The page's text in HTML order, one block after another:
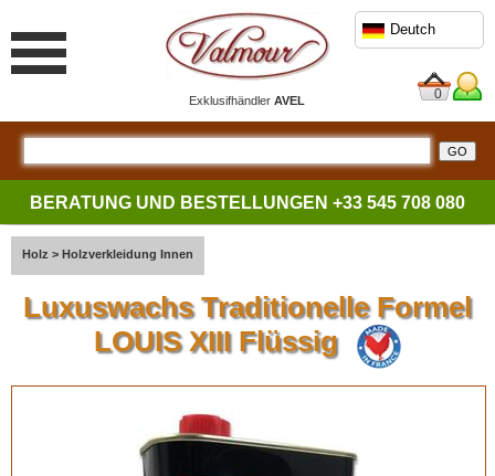
ExklusifhändlerAVEL
Deutch
0
BERATUNG UND BESTELLUNGEN +33 545 708 080
Holz > Holzverkleidung Innen
Luxuswachs Traditionelle Formel
LOUIS XIII Flüssig